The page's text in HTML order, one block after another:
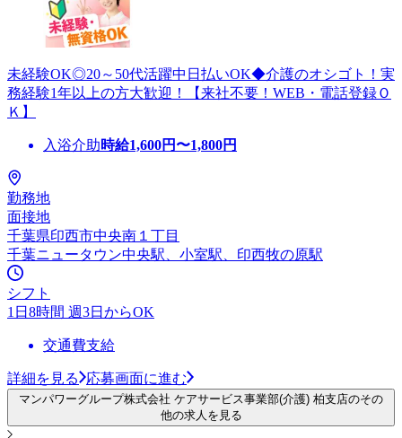
未経験OK◎20～50代活躍中日払いOK◆介護のオシゴト！実
務経験1年以上の方大歓迎！【来社不要！WEB・電話登録Ｏ
Ｋ】
入浴介助時給1,600円〜1,800円
勤務地
面接地
千葉県印西市中央南１丁目
千葉ニュータウン中央駅、小室駅、印西牧の原駅
シフト
1日8時間 週3日からOK
交通費支給
詳細を見る 応募画面に進む
マンパワーグループ株式会社 ケアサービス事業部(介護) 柏支店のその
他の求人を見る